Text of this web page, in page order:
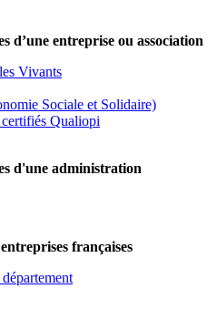
d’une entreprise ou association
Vivants
Sociale et Solidaire)
Qualiopi
d'une administration
françaises